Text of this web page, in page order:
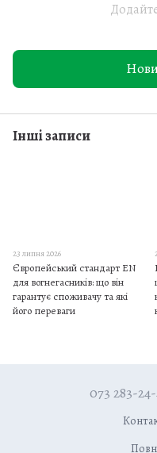
Інші записи
23 липня 2026
Європейський стандарт EN
для вогнегасників: що він
гарантує споживачу та які
його переваги
073 283-